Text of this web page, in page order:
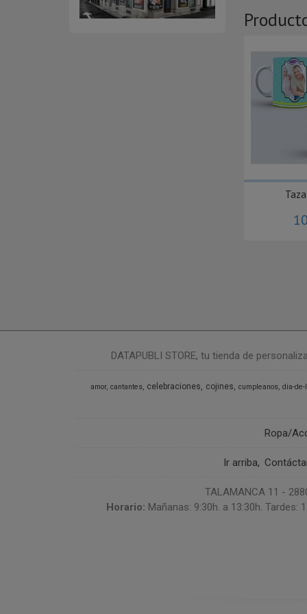
DATAPUBLI STORE, tu tienda de
amor cantantes celebraciones cojines cumpleanos dia-de-
Ropa/
Ir arriba
TALAMANCA 11 -
Horario: Mañanas: 9:30h. a 13:30h. Tardes: